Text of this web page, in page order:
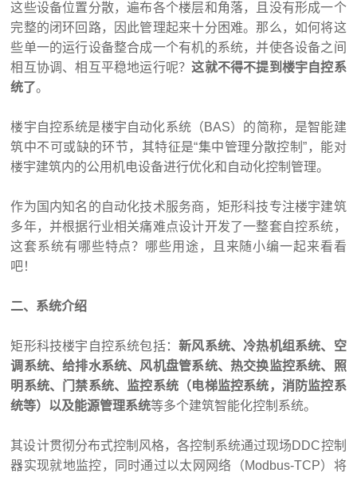
这些设备位置分散，遍布各个楼层和角落，且没有形成一个
完整的闭环回路，因此管理起来十分困难。那么，如何将这
些单一的运行设备整合成一个有机的系统，并使各设备之间
相互协调、相互平稳地运行呢？这就不得不提到楼宇自控系
统了。
楼宇自控系统是楼宇自动化系统（BAS）的简称，是智能建
筑中不可或缺的环节，其特征是“集中管理分散控制”，能对
楼宇建筑内的公用机电设备进行优化和自动化控制管理。
作为国内知名的自动化技术服务商，矩形科技专注楼宇建筑
多年，并根据行业相关痛难点设计开发了一整套自控系统，
这套系统有哪些特点？哪些用途，且来随小编一起来看看
吧！
二、系统介绍
矩形科技楼宇自控系统包括：新风系统、冷热机组系统、空
调系统、给排水系统、风机盘管系统、热交换监控系统、照
明系统、门禁系统、监控系统（电梯监控系统，消防监控系
统等）以及能源管理系统等多个建筑智能化控制系统。
其设计贯彻分布式控制风格，各控制系统通过现场DDC控制
器实现就地监控，同时通过以太网网络（Modbus-TCP）将